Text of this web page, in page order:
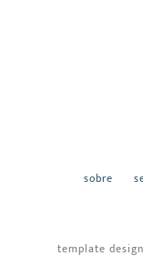
sobre
template